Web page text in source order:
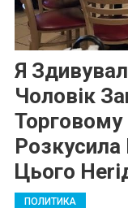
Я
Чоловік
Торговому
Розкусила
Цього
ПОЛИТИКА